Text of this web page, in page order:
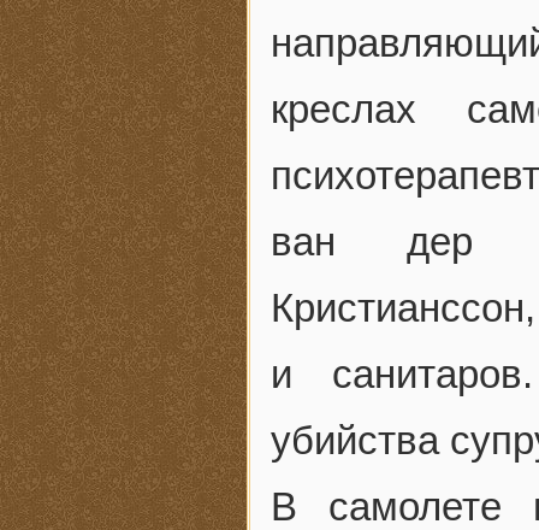
креслах
ван дер
и
убийства
В самолете